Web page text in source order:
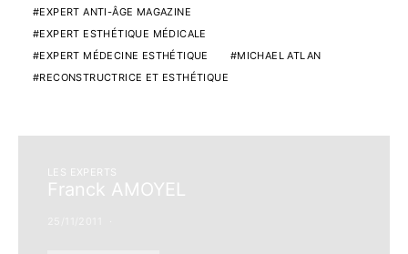
EXPERT ANTI-ÂGE MAGAZINE
EXPERT ESTHÉTIQUE MÉDICALE
EXPERT MÉDECINE ESTHÉTIQUE
MICHAEL ATLAN
RECONSTRUCTRICE ET ESTHÉTIQUE
LES EXPERTS
Franck AMOYEL